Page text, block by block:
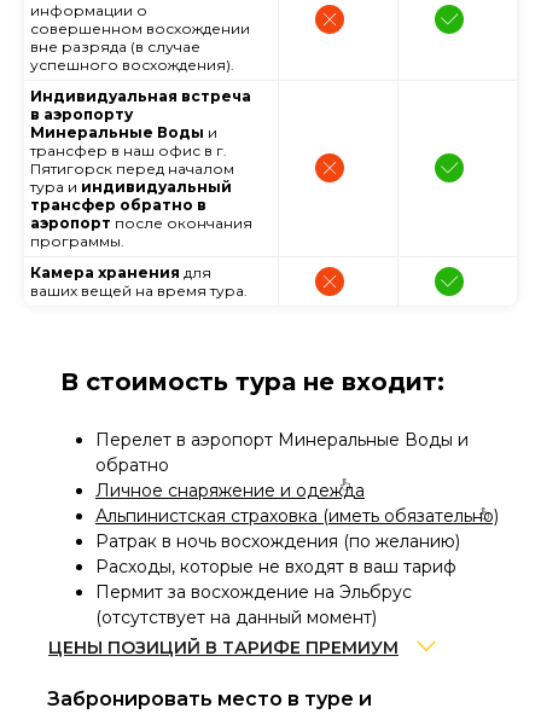
информации о
совершенном восхождении
вне разряда (в случае
успешного восхождения).
Индивидуальная встреча
в аэропорту
Минеральные Воды и
трансфер в наш офис в г.
Пятигорск перед началом
тура и индивидуальный
трансфер обратно в
аэропорт после окончания
программы.
Камера хранения для
ваших вещей на время тура.
ЦЕНЫ ПОЗИЦИЙ В ТАРИФЕ ПРЕМИУМ
Перелет в аэропорт Минеральные Воды и
обратно
Личное снаряжение и одежда
Альпинистская страховка (иметь обязательно)
Ратрак в ночь восхождения (по желанию)
Расходы, которые не входят в ваш тариф
Пермит за восхождение на Эльбрус
(отсутствует на данный момент)
В стоимость тура не входит:
Забронировать место в туре и